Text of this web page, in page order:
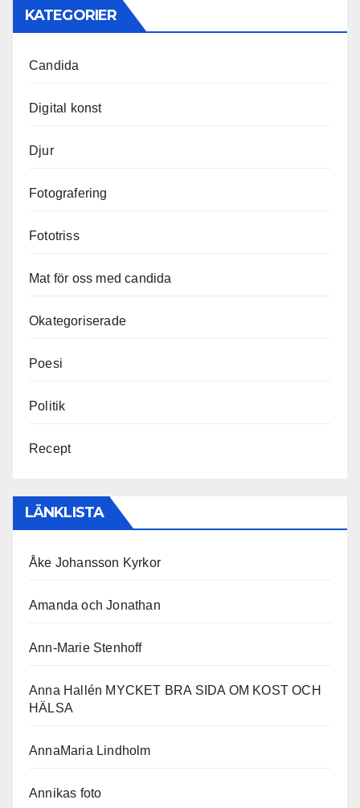
KATEGORIER
Candida
Digital konst
Djur
Fotografering
Fototriss
Mat för oss med candida
Okategoriserade
Poesi
Politik
Recept
LÄNKLISTA
Åke Johansson Kyrkor
Amanda och Jonathan
Ann-Marie Stenhoff
Anna Hallén MYCKET BRA SIDA OM KOST OCH
HÄLSA
AnnaMaria Lindholm
Annikas foto